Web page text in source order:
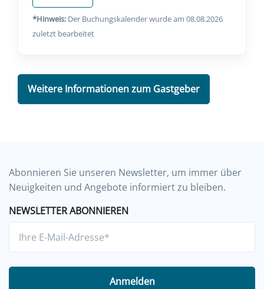
*Hinweis: Der Buchungskalender wurde am 08.08.2026
zuletzt bearbeitet
Weitere Informationen zum Gastgeber
Abonnieren Sie unseren Newsletter, um immer über
Neuigkeiten und Angebote informiert zu bleiben.
NEWSLETTER ABONNIEREN
Anmelden